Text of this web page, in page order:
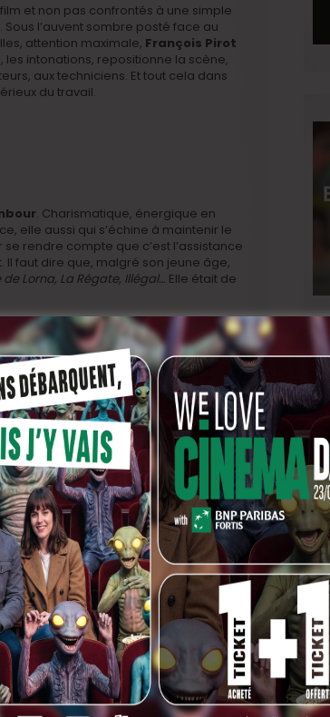
et non pas confrontés à une simple
l’auvent sombre posté face au
attention maximale, François Pirot
intonations, repositionne la scène,
aux techniciens. Et tout cela dans
du travail.
. Charismatique, énergique en
elle aussi qui s’échine à maintenir le
rendre compte que c’est l’assistance
faut dire que, malgré son jeune âge,
Lorna, La Régate, Illégal… Elle était de
Dupont, un des grands espoirs du
, un acteur d’autant plus intéressant
de déconneur hors pair.
sur le plateau, Arthur est un des deux
la vie et à l’écran, irradient ce film de
et l’essence. Ils SONT les
lorsqu’on les regarde évoluer
fiction. Une chose est certaine: ces
Chacun sa Nuitde Jean-Marc Barr